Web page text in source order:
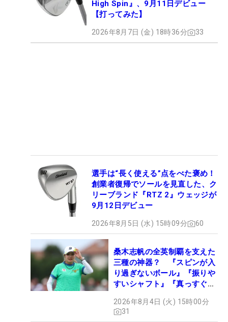
High Spin』、9月11日デビュー
【打ってみた】
2026年8月7日 (金) 18時36分 33
選手は“長く使える”点をべた褒め！
創業者復帰でソールを見直した、ク
リーブランド『RTZ 2』ウェッジが
9月12日デビュー
2026年8月5日 (水) 15時09分 60
桑木志帆の全英制覇を支えた
三種の神器？ 『スピンが入
り過ぎないボール』『振りや
すいシャフト』『真っすぐ飛
セッティング
2026年8月4日 (火) 15時00分
31